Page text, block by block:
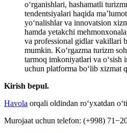
oʻrganishlari, hashamatli
tendentsiyalari haqida
yoʻnalishlar va innovatsion
hamda yetakchi
va professional gidlar vakillari
mumkin. Koʻrgazma turizm
tarmoq imkoniyatlari va oʻsish
uchun platforma boʻlib xizmat
Kirish bepul.
Havola orqali oldindan roʻyxatdan
Murojaat uchun telefon: (+998)